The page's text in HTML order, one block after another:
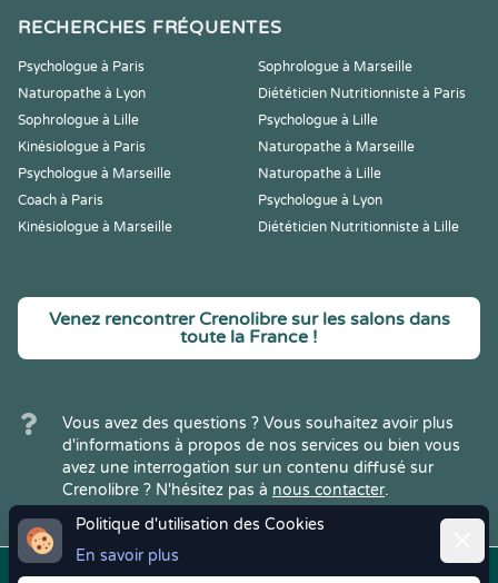
Politique d'utilisation des Cookies
En savoir plus
RECHERCHES FRÉQUENTES
Psychologue à Paris
Sophrologue à Marseille
Naturopathe à Lyon
Diététicien Nutritionniste à Paris
Sophrologue à Lille
Psychologue à Lille
Kinésiologue à Paris
Naturopathe à Marseille
Psychologue à Marseille
Naturopathe à Lille
Coach à Paris
Psychologue à Lyon
Kinésiologue à Marseille
Diététicien Nutritionniste à Lille
Venez rencontrer Crenolibre sur les salons dans
toute la France !
Vous avez des questions ? Vous souhaitez avoir plus
d'informations à propos de nos services ou bien vous
avez une interrogation sur un contenu diffusé sur
Crenolibre ? N'hésitez pas à nous contacter.
Copyright © 2022Crenolibre, tous Mentions | CGV | RGPD